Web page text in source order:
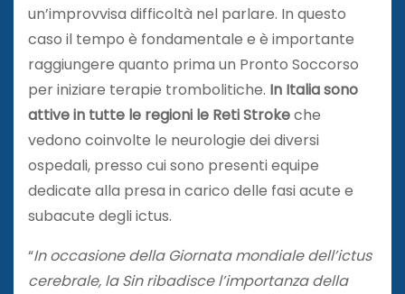
un’improvvisa difficoltà nel parlare. In questo
caso il tempo è fondamentale e è importante
raggiungere quanto prima un Pronto Soccorso
per iniziare terapie trombolitiche. In Italia sono
attive in tutte le regioni le Reti Strokeche
vedono coinvolte le neurologie dei diversi
ospedali, presso cui sono presenti equipe
dedicate alla presa in carico delle fasi acute e
subacute degli ictus.
“In occasione della Giornata mondiale dell’ictus
cerebrale, la Sin ribadisce l’importanza della